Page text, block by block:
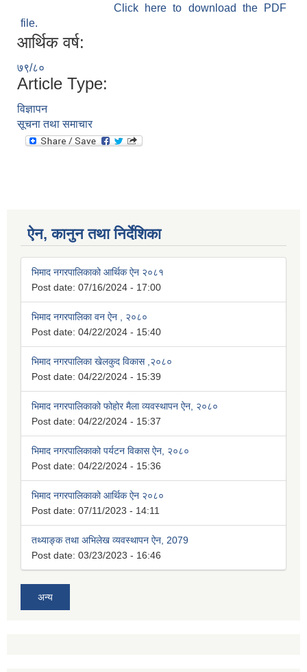
Click here to download the PDF
file.
आर्थिक वर्ष:
७९/८०
Article Type:
विज्ञापन
सूचना तथा समाचार
ऐन, कानुन तथा निर्देशिका
भिमाद नगरपालिकाको आर्थिक ऐन २०८१
Post date: 07/16/2024 - 17:00
भिमाद नगरपालिका वन ऐन , २०८०
Post date: 04/22/2024 - 15:40
भिमाद नगरपालिका खेलकुद विकास ,२०८०
Post date: 04/22/2024 - 15:39
भिमाद नगरपालिकाको फोहोर मैला व्यवस्थापन ऐन, २०८०
Post date: 04/22/2024 - 15:37
भिमाद नगरपालिकाको पर्यटन विकास ऐन, २०८०
Post date: 04/22/2024 - 15:36
भिमाद नगरपालिकाको आर्थिक ऐन २०८०
Post date: 07/11/2023 - 14:11
तथ्याङ्क तथा अभिलेख व्यवस्थापन ऐन, 2079
Post date: 03/23/2023 - 16:46
अन्य